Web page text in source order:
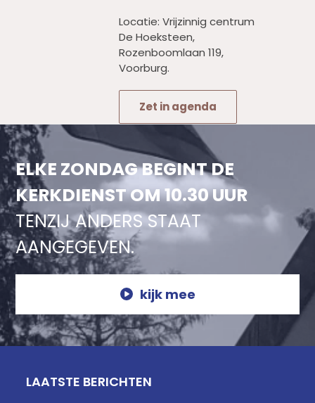
Locatie: Vrijzinnig centrum
De Hoeksteen,
Rozenboomlaan 119,
Voorburg.
Zet in agenda
ELKE ZONDAG BEGINT DE
KERKDIENST OM 10.30 UUR
TENZIJ ANDERS STAAT
AANGEGEVEN.
kijk mee
LAATSTE BERICHTEN